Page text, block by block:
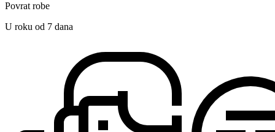
Povrat robe
U roku od 7 dana